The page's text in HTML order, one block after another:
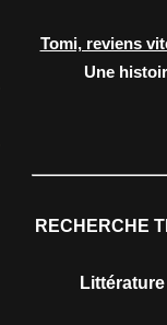
Tomi, reviens
Une
RECHERCHE